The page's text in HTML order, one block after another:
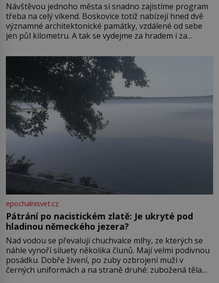
Návštěvou jednoho města si snadno zajistíme program
třeba na celý víkend. Boskovice totiž nabízejí hned dvě
významné architektonické památky, vzdálené od sebe
jen půl kilometru. A tak se vydejme za hradem i za
Boskovice na okraji Drahanské vrchoviny vznikla někdy
ve13. století, a už v roce 1313 kronikáři zaznamenali
epochalnisvet.cz
Pátrání po nacistickém zlatě: Je ukryté pod
hladinou německého jezera?
Nad vodou se převalují chuchvalce mlhy, ze kterých se
náhle vynoří siluety několika člunů. Mají velmi podivnou
posádku. Dobře živení, po zuby ozbrojení muži v
černých uniformách a na straně druhé: zubožená těla